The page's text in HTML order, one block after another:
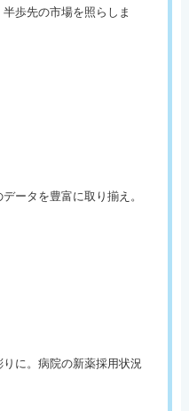
歩先の市場を照らしま
ータを豊富に取り揃え。
に。病院の新薬採用状況